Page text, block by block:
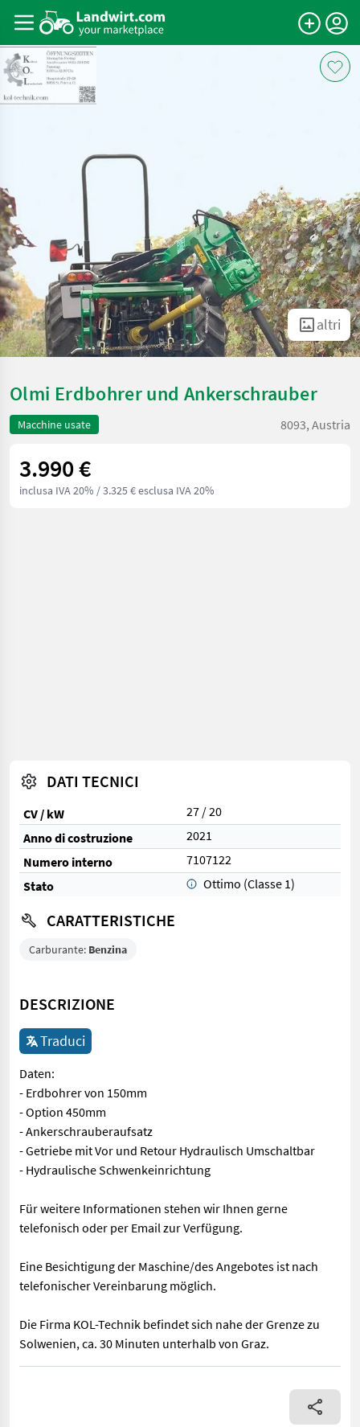
altri
Olmi Erdbohrer und Ankerschrauber
Macchine usate 8093, Austria
3.990 €
inclusa IVA 20% / 3.325 € esclusa IVA 20%
DATI TECNICI
CV / kW
27 / 20
Anno di costruzione
2021
Numero interno
7107122
Stato
Ottimo (Classe 1)
CARATTERISTICHE
Carburante: Benzina
DESCRIZIONE
Traduci
Daten:
- Erdbohrer von 150mm
- Option 450mm
- Ankerschrauberaufsatz
- Getriebe mit Vor und Retour Hydraulisch Umschaltbar
- Hydraulische Schwenkeinrichtung
Für weitere Informationen stehen wir Ihnen gerne
telefonisch oder per Email zur Verfügung.
Eine Besichtigung der Maschine/des Angebotes ist nach
telefonischer Vereinbarung möglich.
Die Firma KOL-Technik befindet sich nahe der Grenze zu
Solwenien, ca. 30 Minuten unterhalb von Graz.
Daten: - Erdbohrer von 150mm - Option 450mm -